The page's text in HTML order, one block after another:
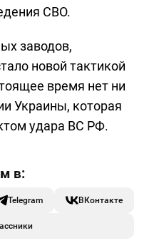
СВО.
заводов,
новой тактикой
время нет ни
Украины, которая
удара ВС РФ.
Telegram ВКонтакте